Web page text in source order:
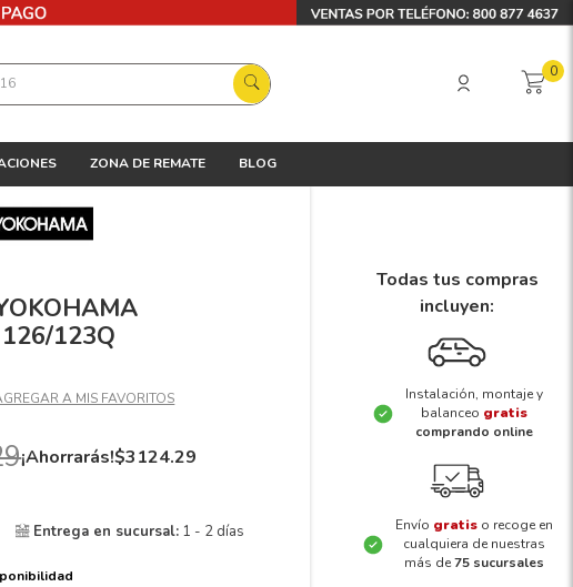
0
ZONA DE REMATE BLOG
123Q
¡Ahorrarás!$3124.29
Entrega en sucursal: 1 - 2 días
Todas tus compras
incluyen:
Instalación, montaje y
balanceo gratis
comprando online
Envío gratis o recoge en
cualquiera de nuestras
más de75 sucursales